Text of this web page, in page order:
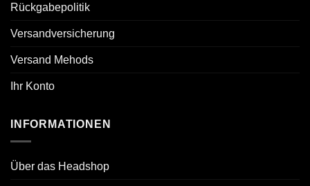
Rückgabepolitik
Versandversicherung
Versand Mehods
Ihr Konto
INFORMATIONEN
Über das Headshop